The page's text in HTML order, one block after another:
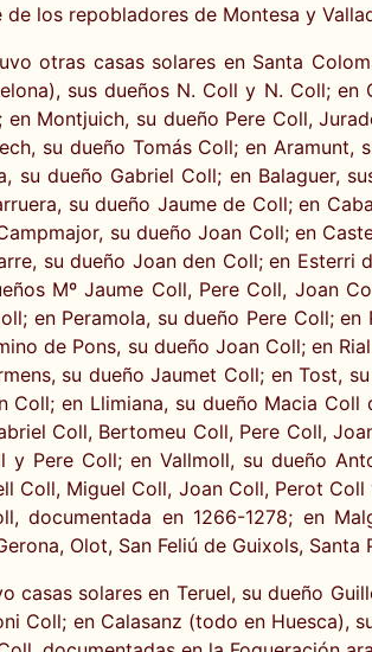
de los repobladores de Montesa y
otras casas solares en Santa
sus dueños N. Coll y N. Coll; en
en Montjuich, su dueño Pere Coll,
su dueño Tomás Coll; en
su dueño Gabriel Coll; en Balaguer,
su dueño Jaume de Coll; en
su dueño Joan Coll; en
su dueño Joan den Coll; en Esterri
Mº Jaume Coll, Pere Coll, Joan
en Peramola, su dueño Pere Coll;
de Pons, su dueño Joan Coll; en
su dueño Jaumet Coll; en Tost,
Coll; en Llimiana, su dueño Macia
Coll, Bertomeu Coll, Pere Coll,
y Pere Coll; en Vallmoll, su dueño
Coll, Miguel Coll, Joan Coll, Perot
documentada en 1266-1278; en
Olot, San Feliú de Guixols,
casas solares en Teruel, su dueño
Coll; en Calasanz (todo en Huesca),